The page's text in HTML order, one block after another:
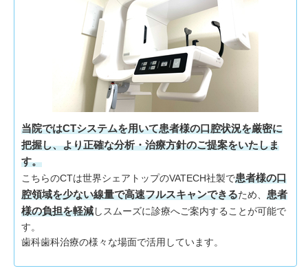
当院ではCTシステムを用いて患者様の口腔状況を厳密に
把握し、より正確な分析・治療方針のご提案をいたしま
す。
こちらのCTは世界シェアトップのVATECH社製で患者様の口
腔領域を少ない線量で高速フルスキャンできるため、 患者
様の負担を軽減しスムーズに診療へご案内することが可能で
す。
歯科歯科治療の様々な場面で活用しています。